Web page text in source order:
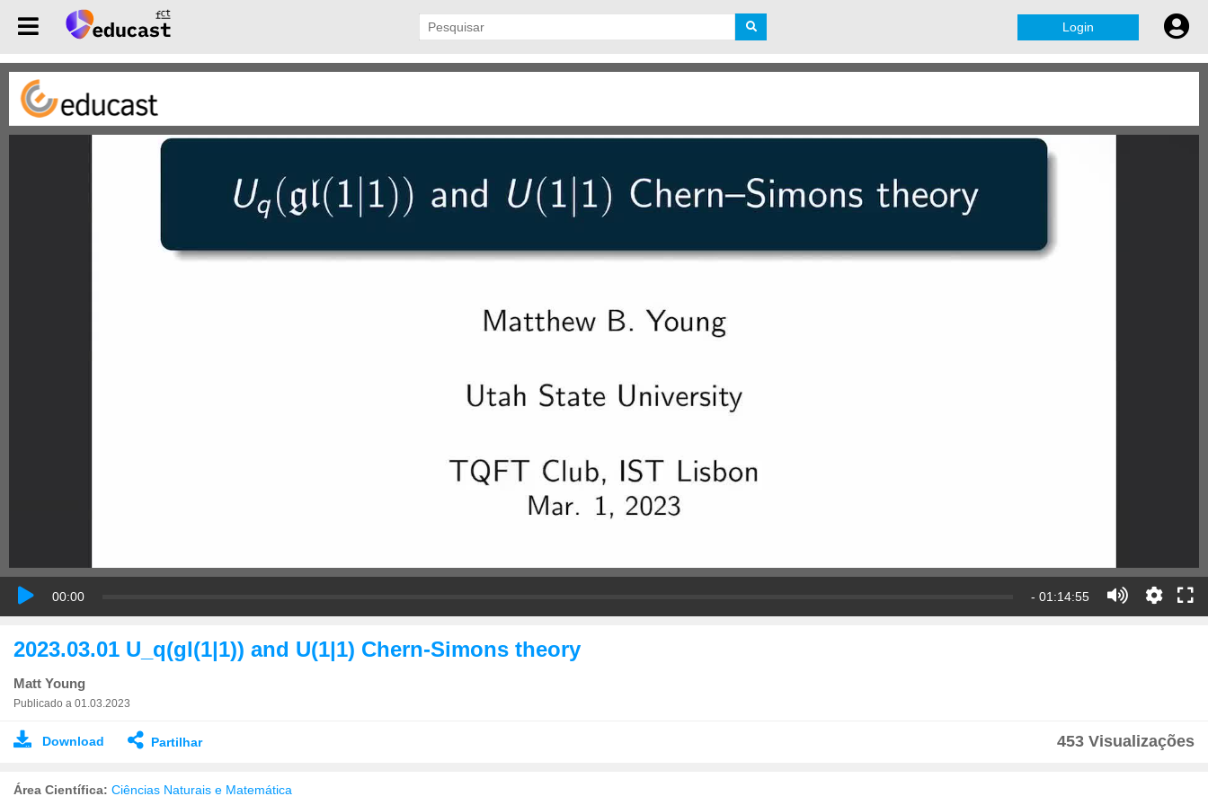
Login
00:00 - 01:14:55
2023.03.01 U_q(gl(1|1)) and U(1|1) Chern-Simons theory
Matt Young
Publicado a 01.03.2023
Download Partilhar 453 Visualizações
Área Científica: Ciências Naturais e Matemática